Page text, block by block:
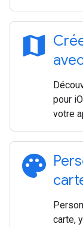
map
pour
votre
palette
carte,